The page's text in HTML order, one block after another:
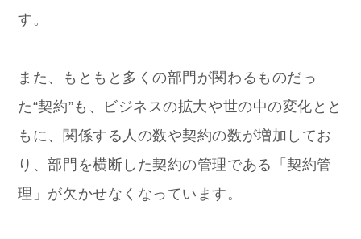
す。
また、もともと多くの部門が関わるものだっ
た“契約”も、ビジネスの拡大や世の中の変化とと
もに、関係する人の数や契約の数が増加してお
り、部門を横断した契約の管理である「契約管
理」が欠かせなくなっています。